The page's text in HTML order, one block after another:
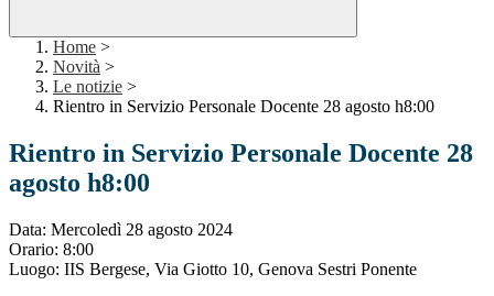
Home >
Novità >
Le notizie >
Rientro in Servizio Personale Docente 28 agosto h8:00
Rientro in Servizio Personale Docente 28
agosto h8:00
Data: Mercoledì 28 agosto 2024
Orario: 8:00
Luogo: IIS Bergese, Via Giotto 10, Genova Sestri Ponente